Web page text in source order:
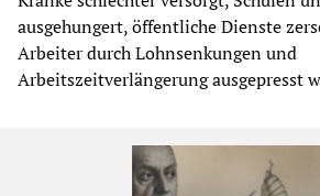
ausgehungert, öffentliche Dienste
Arbeiter durch Lohnsenkungen und
Arbeitszeitverlängerung ausgepresst